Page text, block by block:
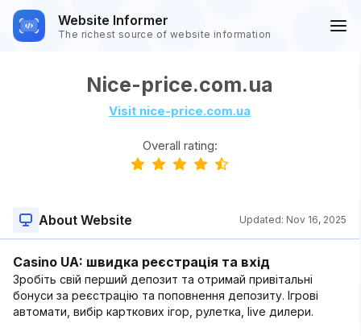
Website Informer
The richest source of website information
Nice-price.com.ua
Visit nice-price.com.ua
Overall rating:
About Website Updated: Nov 16, 2025
Casino UA: швидка реєстрація та вхід
Зробіть свій перший депозит та отримай привітальні
бонуси за реєстрацію та поповнення депозиту. Ігрові
автомати, вибір карткових ігор, рулетка, live дилери.